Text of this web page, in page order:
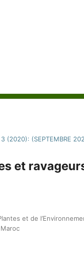
(2020): (SEPTEMBRE
et
et de